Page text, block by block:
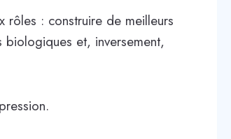
rôles : construire de meilleurs
biologiques et, inversement,